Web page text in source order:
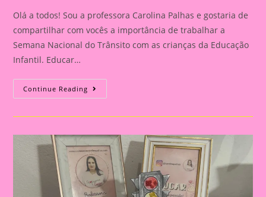
Olá a todos! Sou a professora Carolina Palhas e gostaria de
compartilhar com vocês a importância de trabalhar a
Semana Nacional do Trânsito com as crianças da Educação
Infantil. Educar…
Continue Reading Atividade
Com
Tema
Do
Trânsito|Despertando
A
Consciência
No
Trânsito:
Educação